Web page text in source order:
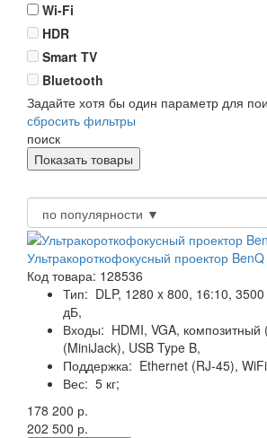
Wi-Fi
HDR
Smart TV
Bluetooth
Задайте хотя бы один параметр для
сбросить фильтры
поиск
Ультракороткофокусный проектор
Код товара: 128536
Тип: DLP, 1280 x 800, 16:10,
дБ,
Входы: HDMI, VGA, композитный
(MiniJack), USB Type B,
Поддержка: Ethernet (RJ-45),
Вес: 5 кг;
178 200 р.
202 500 р.